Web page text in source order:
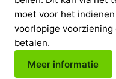
moet voor het
voorlopige
betalen.
Meer informatie